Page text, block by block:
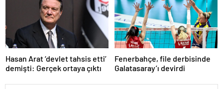
Hasan Arat ‘devlet tahsis etti’
demişti: Gerçek ortaya çıktı
Fenerbahçe, file derbisinde
Galatasaray’ı devirdi